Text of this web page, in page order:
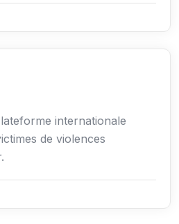
internationale
de violences